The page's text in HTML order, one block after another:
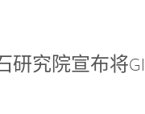
研究院宣布将